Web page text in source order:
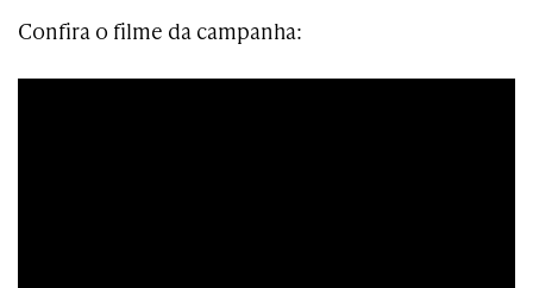
Confira o filme da campanha: